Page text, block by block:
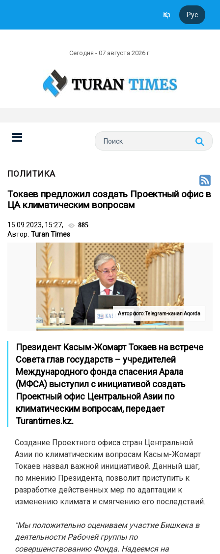
Қаз Рус
Сегодня - 07 августа 2026 г
ПОЛИТИКА
Токаев предложил создать Проектный офис в
ЦА климатическим вопросам
15.09.2023, 15:27, 885
Автор: Turan Times
Автор фото: Telegram-канал Aqorda
Президент Касым-Жомарт Токаев на встрече
Совета глав государств – учредителей
Международного фонда спасения Арала
(МФСА) выступил с инициативой создать
Проектный офис Центральной Азии по
климатическим вопросам, передает
Turantimes.kz.
Создание Проектного офиса стран Центральной
Азии по климатическим вопросам Касым-Жомарт
Токаев назвал важной инициативой. Данный шаг,
по мнению Президента, позволит приступить к
разработке действенных мер по адаптации к
изменению климата и смягчению его последствий.
"Мы положительно оцениваем участие Бишкека в
деятельности Рабочей группы по
совершенствованию Фонда. Надеемся на